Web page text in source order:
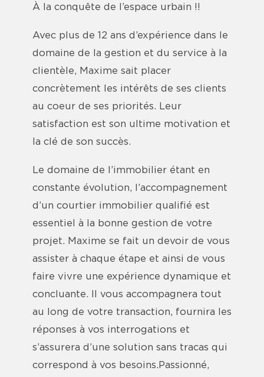
À la conquête de l’espace urbain !!
Avec plus de 12 ans d’expérience dans le
domaine de la gestion et du service à la
clientèle, Maxime sait placer
concrètement les intérêts de ses clients
au coeur de ses priorités. Leur
satisfaction est son ultime motivation et
la clé de son succès.
Le domaine de l’immobilier étant en
constante évolution, l’accompagnement
d’un courtier immobilier qualifié est
essentiel à la bonne gestion de votre
projet. Maxime se fait un devoir de vous
assister à chaque étape et ainsi de vous
faire vivre une expérience dynamique et
concluante. Il vous accompagnera tout
au long de votre transaction, fournira les
réponses à vos interrogations et
s’assurera d’une solution sans tracas qui
correspond à vos besoins.Passionné,